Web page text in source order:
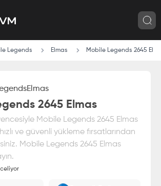
Legends Elmas Mobile Legends 2645
Elmas
2645 Elmas
Mobile Legends 2645 Elmas
ve güvenli yükleme fırsatlarından
Mobile Legends 2645 Elmas